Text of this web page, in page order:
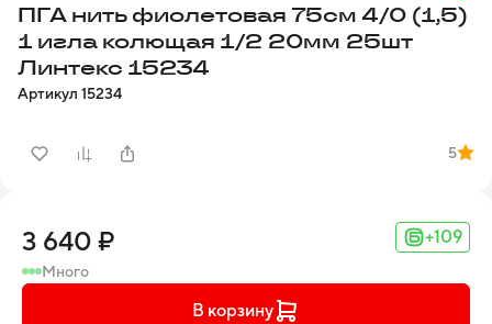
ПГА нить фиолетовая 75см 4/0 (1,5)
1 игла колющая 1/2 20мм 25шт
Линтекс 15234
Артикул 15234
5
3 640 ₽ +109
Много
В корзину